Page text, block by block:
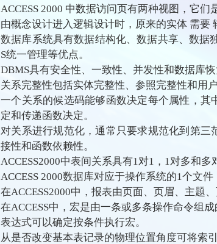
ACCESS 2000 中数据访问页有两种视图，它们
由概念设计进入逻辑设计时，原来的实体 需要
数据库系统具有数据结构化、数据共享、数据
S统一管理等优点。
DBMS具有安全性、一致性、并发性和数据库恢
关系完整性包括实体完整性、参照完整性和用
一个关系的候选码能够函数决定每个属性，
定和传递函数决定。
对关系进行规范化，通常只要求规范化到第
接性和函数依赖性。
ACCESS2000中表间关系具有1对1，1对多和多
ACCESS 2000数据库对应于操作系统的1个文件
在ACCESS2000中，报表由页面、页眉、主题
在ACCESS中，宏是由一条或多条操作命令组
表达式可以确定按条件执行宏。
从是否改变基本表记录的物理位置角度可将索